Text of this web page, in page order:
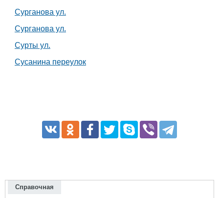
Сурганова ул.
Сурганова ул.
Сурты ул.
Сусанина переулок
Справочная